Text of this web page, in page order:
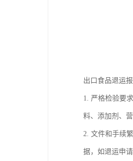
出口食品退运
1. 严格检验要
料、添加剂、
2. 文件和手续
据，如退运申